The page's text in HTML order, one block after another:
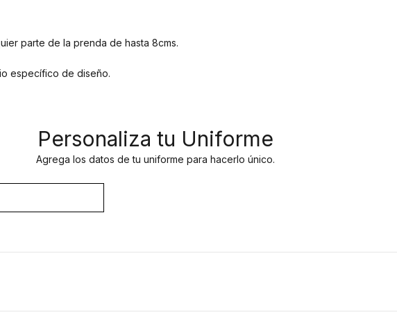
parte de la prenda de hasta 8cms.
específico de diseño.
Personaliza tu Uniforme
Agrega los datos de tu uniforme para hacerlo único.